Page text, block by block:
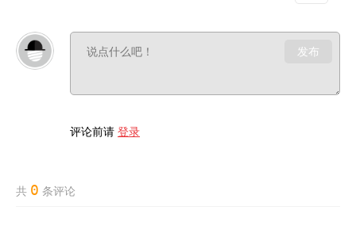
发布
评论前请 登录
共 0 条评论